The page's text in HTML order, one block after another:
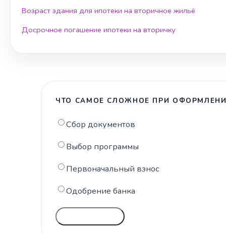
Возраст здания для ипотеки на вторичное жильё
Досрочное погашение ипотеки на вторичку
ЧТО САМОЕ СЛОЖНОЕ ПРИ
Сбор документов
Выбор программы
Первоначальный взнос
Одобрение банка